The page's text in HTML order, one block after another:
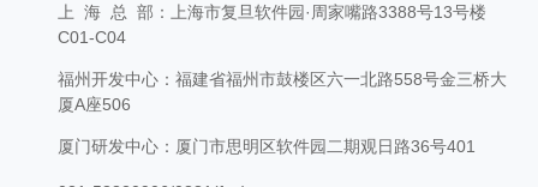
上 海 总 部：上海市复旦软件园·周家嘴路3388号13号楼
C01-C04
福州开发中心：福建省福州市鼓楼区六一北路558号金三桥大
厦A座506
厦门研发中心：厦门市思明区软件园二期观日路36号401